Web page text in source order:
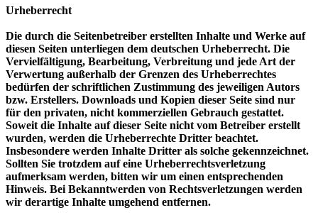
Urheberrecht
Die durch die Seitenbetreiber erstellten Inhalte und Werke auf
diesen Seiten unterliegen dem deutschen Urheberrecht. Die
Vervielfältigung, Bearbeitung, Verbreitung und jede Art der
Verwertung außerhalb der Grenzen des Urheberrechtes
bedürfen der schriftlichen Zustimmung des jeweiligen Autors
bzw. Erstellers. Downloads und Kopien dieser Seite sind nur
für den privaten, nicht kommerziellen Gebrauch gestattet.
Soweit die Inhalte auf dieser Seite nicht vom Betreiber erstellt
wurden, werden die Urheberrechte Dritter beachtet.
Insbesondere werden Inhalte Dritter als solche gekennzeichnet.
Sollten Sie trotzdem auf eine Urheberrechtsverletzung
aufmerksam werden, bitten wir um einen entsprechenden
Hinweis. Bei Bekanntwerden von Rechtsverletzungen werden
wir derartige Inhalte umgehend entfernen.